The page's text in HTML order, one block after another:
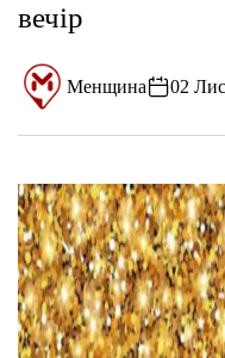
вечір
Менщина 02